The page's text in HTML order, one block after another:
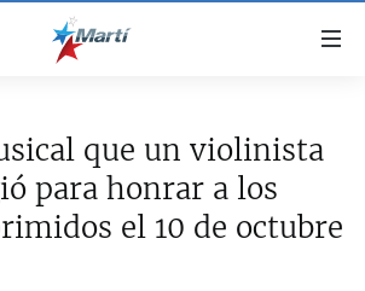
que un violinista
para honrar a los
el 10 de octubre